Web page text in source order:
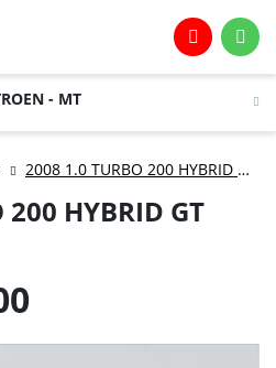
- MT
2008 1.0 TURBO 200 HYBRID GT CVT
HYBRID GT